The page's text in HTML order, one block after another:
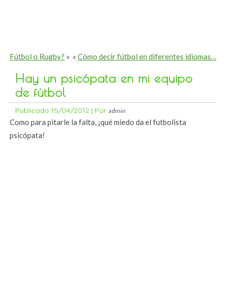
Fútbol o Rugby? » « Cómo decir fútbol en diferentes idiomas…
Hay un psicópata en mi equipo
de fútbol
Publicado 15/04/2012 | Por admin
Como para pitarle la falta, ¡qué miedo da el futbolista
psicópata!